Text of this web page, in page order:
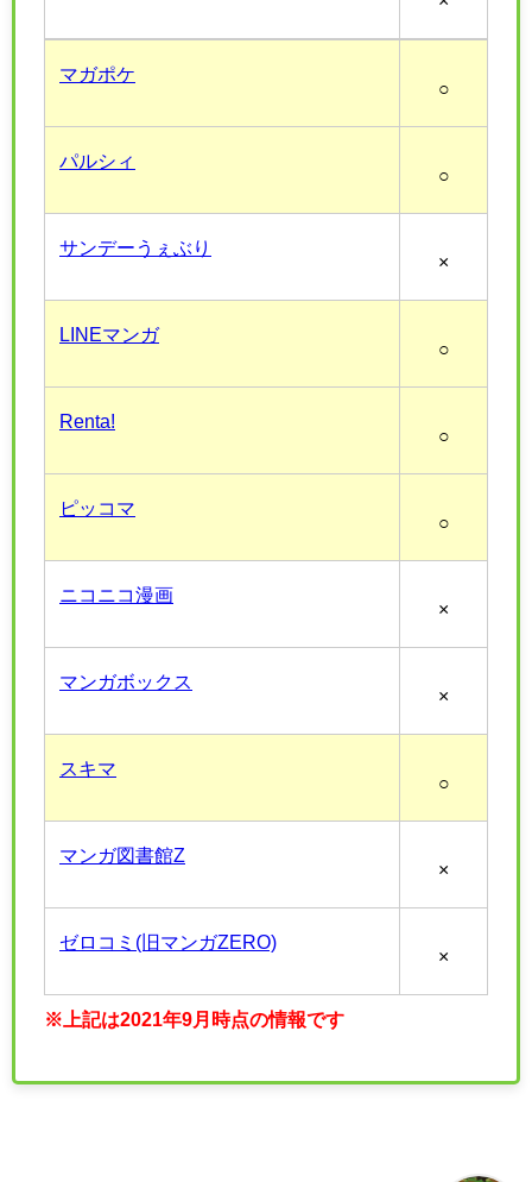
マガポケ
○
パルシィ
○
サンデーうぇぶり
×
LINEマンガ
○
Renta!
○
ピッコマ
○
ニコニコ漫画
×
マンガボックス
×
スキマ
○
マンガ図書館Z
×
ゼロコミ(旧マンガZERO)
×
※上記は2021年9月時点の情報です